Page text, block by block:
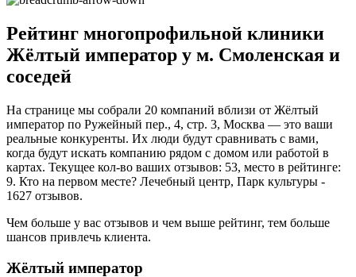
Рейтинг многопрофильной клиники
Жёлтый император у м. Смоленская и
соседей
На странице мы собрали 20 компаний вблизи от Жёлтый
император по Ружейный пер., 4, стр. 3, Москва — это ваши
реальные конкуренты. Их люди будут сравнивать с вами,
когда будут искать компанию рядом с домом или работой в
картах. Текущее кол-во ваших отзывов: 53, место в рейтинге:
9. Кто на первом месте? Лечебный центр, Парк культуры -
1627 отзывов.
Чем больше у вас отзывов и чем выше рейтинг, тем больше
шансов привлечь клиента.
Жёлтый император